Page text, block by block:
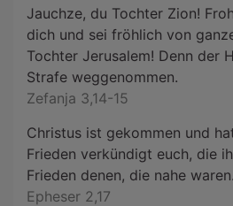
Jauchze, du Tochter Zion!
dich und sei fröhlich von
Tochter Jerusalem! Denn der
Strafe weggenommen.
Zefanja 3,14-15
Christus ist gekommen und
Frieden verkündigt euch, die
Frieden denen, die nahe waren.
Epheser 2,17